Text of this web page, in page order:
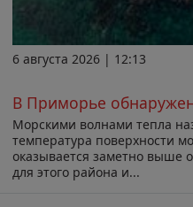
6 августа 2026 | 12:13
В Приморье
Морскими волнами тепла
температура поверхности
оказывается заметно выше
для этого района и...